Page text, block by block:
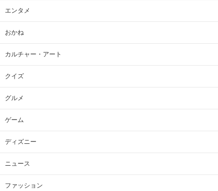
エンタメ
おかね
カルチャー・アート
クイズ
グルメ
ゲーム
ディズニー
ニュース
ファッション